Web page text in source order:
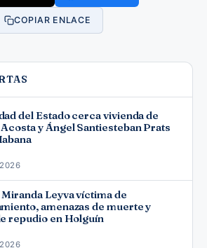
COPIAR ENLACE
del Estado cerca vivienda de
y Ángel Santiesteban Prats
Miranda Leyva víctima de
amenazas de muerte y
repudio en Holguín